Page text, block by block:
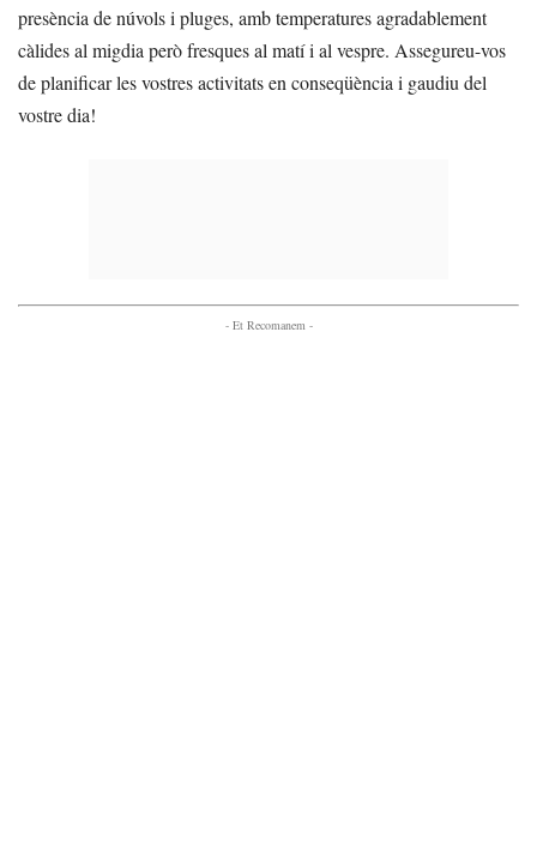
presència de núvols i pluges, amb temperatures agradablement
càlides al migdia però fresques al matí i al vespre. Assegureu-vos
de planificar les vostres activitats en conseqüència i gaudiu del
vostre dia!
- Et Recomanem -